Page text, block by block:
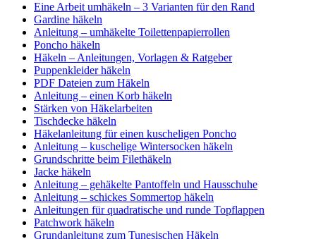
Eine Arbeit umhäkeln – 3 Varianten für den Rand
Gardine häkeln
Anleitung – umhäkelte Toilettenpapierrollen
Poncho häkeln
Häkeln – Anleitungen, Vorlagen & Ratgeber
Puppenkleider häkeln
PDF Dateien zum Häkeln
Anleitung – einen Korb häkeln
Stärken von Häkelarbeiten
Tischdecke häkeln
Häkelanleitung für einen kuscheligen Poncho
Anleitung – kuschelige Wintersocken häkeln
Grundschritte beim Filethäkeln
Jacke häkeln
Anleitung – gehäkelte Pantoffeln und Hausschuhe
Anleitung – schickes Sommertop häkeln
Anleitungen für quadratische und runde Topflappen
Patchwork häkeln
Grundanleitung zum Tunesischen Häkeln